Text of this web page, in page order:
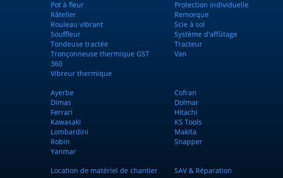
Pot à fleur Protection individuelle
Râtelier Remorque
Rouleau vibrant Scie à sol
Souffleur Système d'affûtage
Tondeuse tractée Tracteur
Tronçonneuse thermique GST
360
Van
Vibreur thermique
Ayerbe Cofran
Dimas Dolmar
Ferrari Hitachi
Kawasaki KS Tools
Lombardini Makita
Robin Snapper
Yanmar
Location de matériel de chantier SAV & Réparation